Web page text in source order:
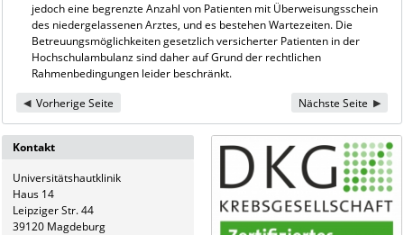
jedoch eine begrenzte Anzahl von Patienten mit Überweisungsschein
des niedergelassenen Arztes, und es bestehen Wartezeiten. Die
Betreuungsmöglichkeiten gesetzlich versicherter Patienten in der
Hochschulambulanz sind daher auf Grund der rechtlichen
Rahmenbedingungen leider beschränkt.
Vorherige Seite
Nächste Seite
Kontakt
Universitätshautklinik
Haus 14
Leipziger Str. 44
39120 Magdeburg